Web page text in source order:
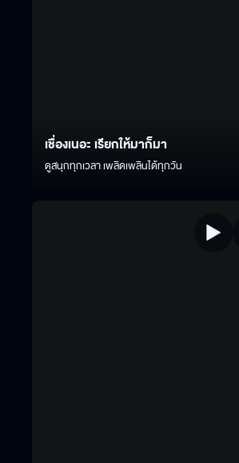
เชื่องเนอะ เรียกให้มาก็มา
ดูสนุกทุกเวลา เพลิดเพลินได้ทุกวัน